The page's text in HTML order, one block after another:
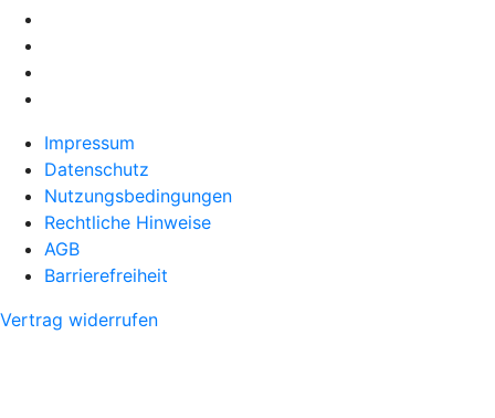
Impressum
Datenschutz
Nutzungsbedingungen
Rechtliche Hinweise
AGB
Barrierefreiheit
Vertrag widerrufen